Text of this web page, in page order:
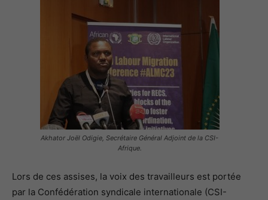
Akhator Joël Odigie, Secrétaire Général Adjoint de la CSI-
Afrique.
Lors de ces assises, la voix des travailleurs est portée
par la Confédération syndicale internationale (CSI-